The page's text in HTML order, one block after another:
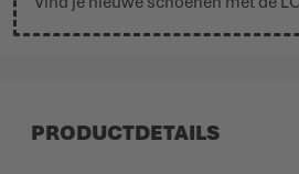
PRODUCTDETAILS